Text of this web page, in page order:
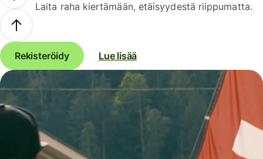
Laita raha kiertämään, etäisyydestä riippumatta.
Rekisteröidy Lue lisää